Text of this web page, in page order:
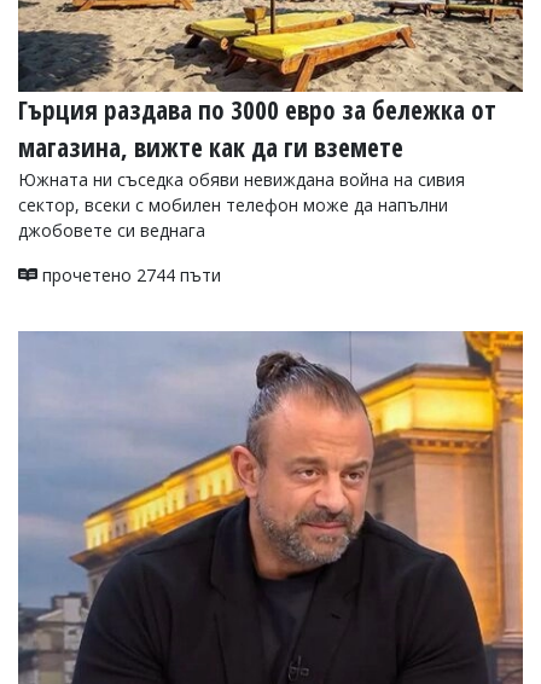
Гърция раздава по 3000 евро за бележка от
магазина, вижте как да ги вземете
Южната ни съседка обяви невиждана война на сивия
сектор, всеки с мобилен телефон може да напълни
джобовете си веднага
прочетено 2744 пъти